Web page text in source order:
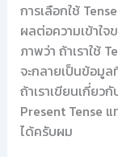
การเลือกใช้
ผลต่อความเข้าใ
ภาพว่า ถ้าเราใช้
จะกลายเป็นข้อมู
ถ้าเราเขียนเกี่ย
Present Tense
ได้ครับผม